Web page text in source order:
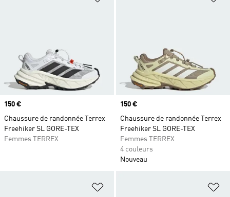
Prix
150 €
Chaussure de randonnée Terrex
Freehiker SL GORE-TEX
Femmes TERREX
Prix
150 €
Chaussure de randonnée Terrex
Freehiker SL GORE-TEX
Femmes TERREX
4 couleurs
Nouveau
Ajouter à la Liste de produits